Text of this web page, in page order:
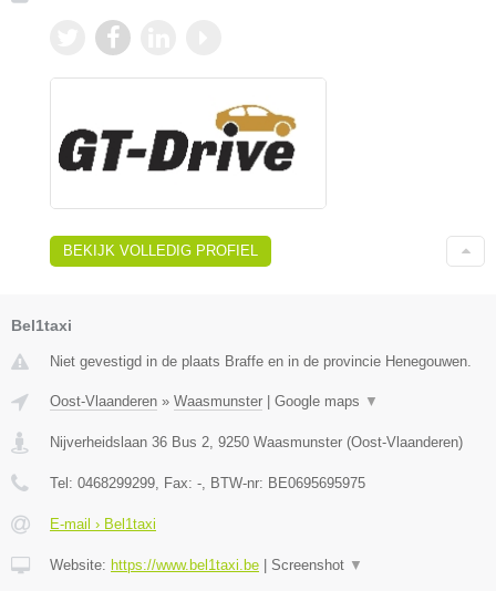
BEKIJK VOLLEDIG PROFIEL
Bel1taxi
Niet gevestigd in de plaats Braffe en in de provincie Henegouwen.
Oost-Vlaanderen » Waasmunster Google maps ▼
Nijverheidslaan 36 Bus 2, 9250 Waasmunster (Oost-Vlaanderen)
Tel: 0468299299, Fax: -, BTW-nr: BE0695695975
E-mail › Bel1taxi
Website: https://www.bel1taxi.be Screenshot ▼